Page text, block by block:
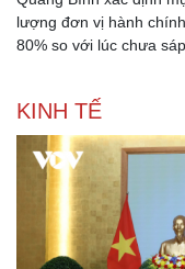
lượng đơn vị hành
80% so với lúc chưa
KINH TẾ